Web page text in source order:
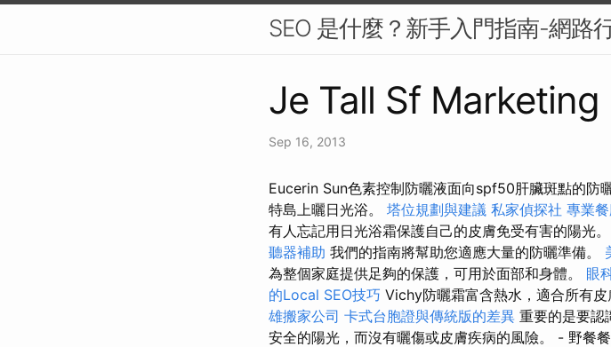
SEO 是什麼？新手入門指南-網路
Je Tall Sf Marketing
Sep 16, 2013
Eucerin Sun色素控制防曬液面向spf50肝臟斑點的防
特島上曬日光浴。 塔位規劃與建議 私家偵探社 專業
有人忘記用日光浴霜保護自己的皮膚免受有害的陽光。
聽器補助 我們的指南將幫助您適應大量的防曬準備。
為整個家庭提供足夠的保護，可用於面部和身體。 眼
的Local SEO技巧 Vichy防曬霜富含熱水，適合所有
雄搬家公司 卡式台胞證與傳統版的差異 重要的是要認
安全的陽光，而沒有曬傷或皮​​膚疾病的風險。 - 野餐